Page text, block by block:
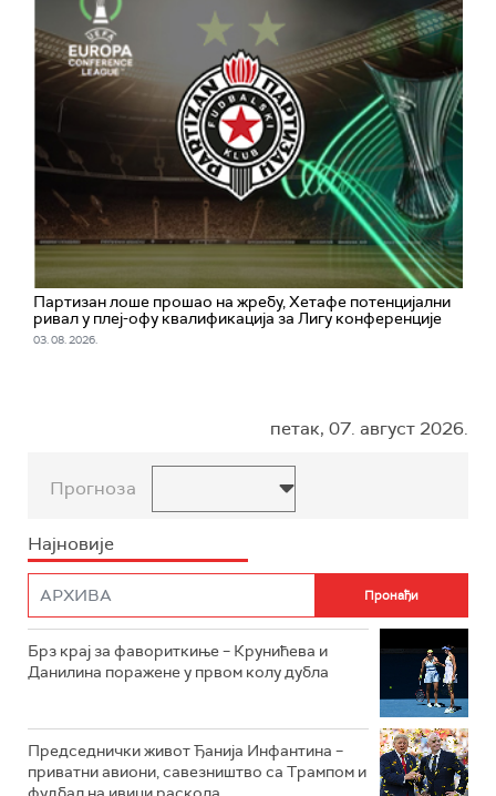
Партизан лоше прошао на жребу, Хетафе потенцијални
ривал у плеј-офу квалификација за Лигу конференције
03. 08. 2026.
петак, 07. август 2026.
Прогноза
Најновије
Брз крај за фавориткиње – Крунићева и
Данилина поражене у првом колу дубла
Председнички живот Ђанија Инфантина –
приватни авиони, савезништво са Трампом и